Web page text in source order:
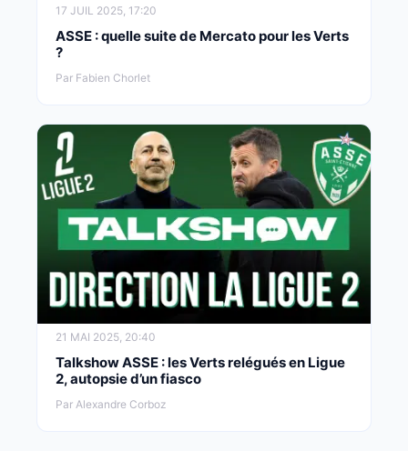
17 JUIL 2025, 17:20
ASSE : quelle suite de Mercato pour les Verts
?
Par Fabien Chorlet
21 MAI 2025, 20:40
Talkshow ASSE : les Verts relégués en Ligue
2, autopsie d’un fiasco
Par Alexandre Corboz